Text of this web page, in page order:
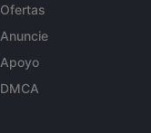
Ofertas
Anuncie
Apoyo
DMCA